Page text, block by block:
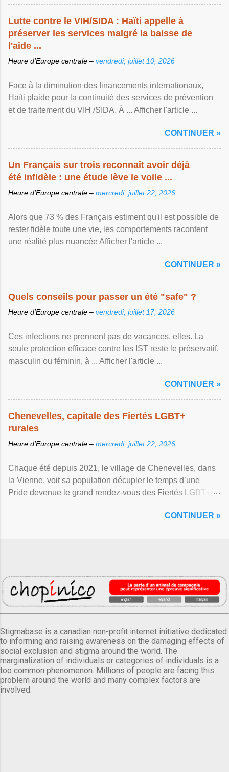
Lutte contre le VIH/SIDA : Haïti appelle à
préserver les services malgré la baisse de
l'aide ...
Heure d’Europe centrale – vendredi, juillet 10, 2026
Face à la diminution des financements internationaux,
Haïti plaide pour la continuité des services de prévention
et de traitement du VIH /SIDA. À ... Afficher l'article ...
CONTINUER »
Un Français sur trois reconnaît avoir déjà
été infidèle : une étude lève le voile ...
Heure d’Europe centrale – mercredi, juillet 22, 2026
Alors que 73 % des Français estiment qu'il est possible de
rester fidèle toute une vie, les comportements racontent
une réalité plus nuancée Afficher l'article ...
CONTINUER »
Quels conseils pour passer un été "safe" ?
Heure d’Europe centrale – vendredi, juillet 17, 2026
Ces infections ne prennent pas de vacances, elles. La
seule protection efficace contre les IST reste le préservatif,
masculin ou féminin, à ... Afficher l'article ...
CONTINUER »
Chenevelles, capitale des Fiertés LGBT+
rurales
Heure d’Europe centrale – mercredi, juillet 22, 2026
Chaque été depuis 2021, le village de Chenevelles, dans
la Vienne, voit sa population décupler le temps d’une
Pride devenue le grand rendez-vous des Fiertés LGBT+
CONTINUER »
Stigmabase is a canadian non-profit internet initiative dedicated
to informing and raising awareness on the damaging effects of
social exclusion and stigma around the world. The
marginalization of individuals or categories of individuals is a
too common phenomenon. Millions of people are facing this
problem around the world and many complex factors are
involved.